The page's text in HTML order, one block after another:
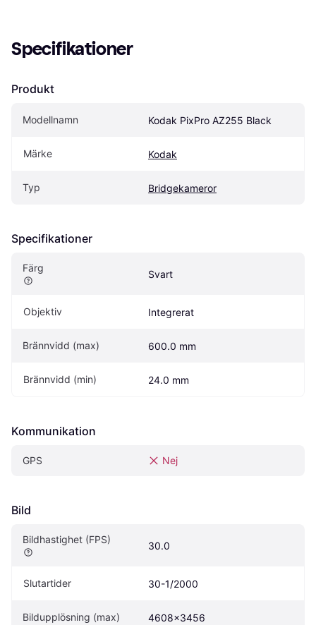
Specifikationer
Produkt
Modellnamn Kodak PixPro AZ255 Black
Märke Kodak
Typ Bridgekameror
Specifikationer
Färg
Svart
Objektiv Integrerat
Brännvidd (max) 600.0 mm
Brännvidd (min) 24.0 mm
Kommunikation
GPS Nej
Bild
Bildhastighet (FPS)
30.0
Slutartider 30-1/2000
Bildupplösning (max) 4608x3456